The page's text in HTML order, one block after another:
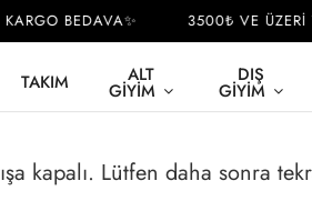
BEDAVA✨ 3500₺ VE ÜZERİ
TAKIM ALT
GIYIM
DIŞ
GIYIM
kapalı. Lütfen daha sonra